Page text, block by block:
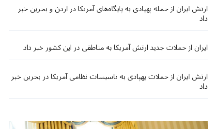
ارتش ایران از حمله پهپادی به پایگاه‌های آمریکا در اردن و بحرین خبر
داد
ایران از حملات جدید ارتش آمریکا به مناطقی در این کشور خبر داد
ارتش ایران از حملات پهپادی به تاسیسات نظامی آمریکا در بحرین خبر
داد